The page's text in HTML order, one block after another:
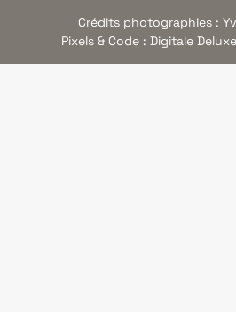
Crédits photographies :
Pixels & Code : Digitale Deluxe